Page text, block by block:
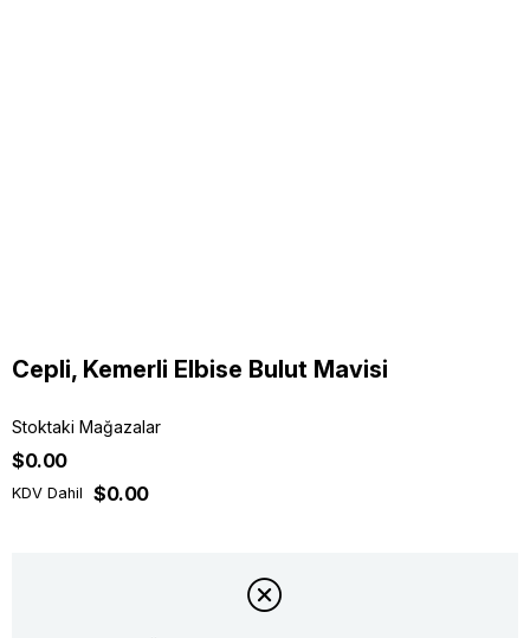
Cepli, Kemerli Elbise Bulut Mavisi
Stoktaki Mağazalar
$0.00
KDV Dahil $0.00